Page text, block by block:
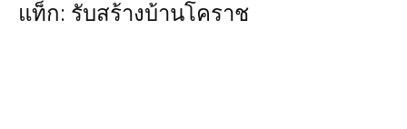
แท็ก: รับสร้างบ้านโคราช